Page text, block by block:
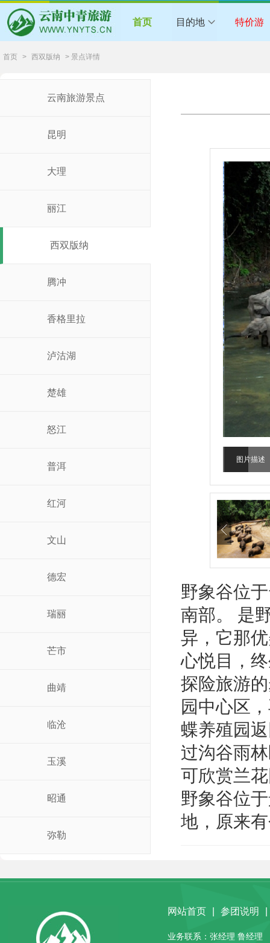
首页 目的地 特价游
首页 > 西双版纳 > 景点详情
云南旅游景点
昆明
大理
丽江
西双版纳
腾冲
香格里拉
泸沽湖
楚雄
怒江
普洱
红河
文山
德宏
瑞丽
芒市
曲靖
临沧
玉溪
昭通
弥勒
图片描述
野象谷位
南部。 是
异，它那
心悦目，
探险旅游
园中心区
蝶养殖园
过沟谷雨
可欣赏兰
野象谷位
地，原来
网站首页 参团说明
业务联系：张经理 鲁经理